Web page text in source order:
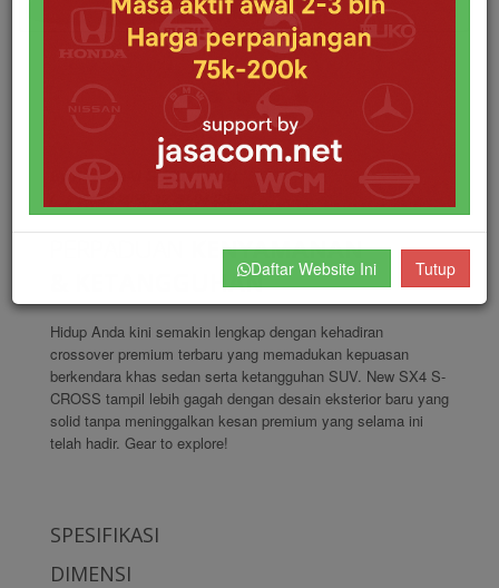
Daftar Website Ini Tutup
By ANDRIANI SUZUKI PMU
Posted 2020-12-30 04:26:54
KENYAMANAN
& KETANGGUHAN
Hidup Anda kini semakin lengkap dengan kehadiran
crossover premium terbaru yang memadukan kepuasan
berkendara khas sedan serta ketangguhan SUV. New SX4 S-
CROSS tampil lebih gagah dengan desain eksterior baru yang
solid tanpa meninggalkan kesan premium yang selama ini
telah hadir. Gear to explore!
SPESIFIKASI
DIMENSI